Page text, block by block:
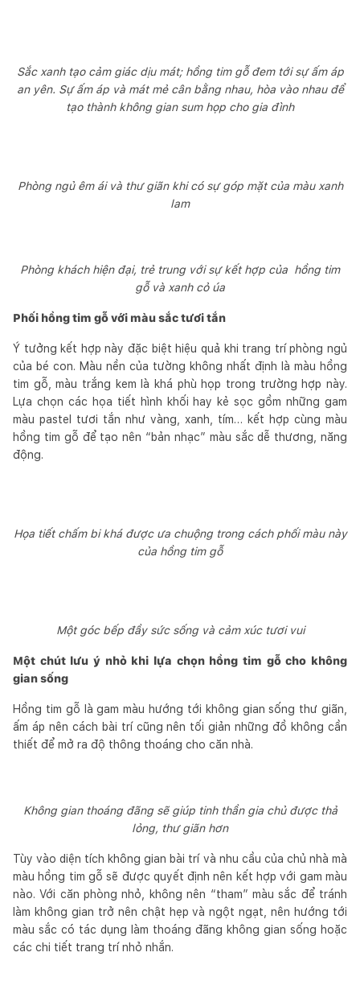
Sắc xanh tạo cảm giác dịu mát; hồng tim gỗ đem tới sự ấm áp
an yên. Sự ấm áp và mát mẻ cân bằng nhau, hòa vào nhau để
tạo thành không gian sum họp cho gia đình
Phòng ngủ êm ái và thư giãn khi có sự góp mặt của màu xanh
lam
Phòng khách hiện đại, trẻ trung với sự kết hợp của hồng tim
gỗ và xanh cỏ úa
Phối hồng tim gỗ với màu sắc tươi tắn
Ý tưởng kết hợp này đặc biệt hiệu quả khi trang trí phòng ngủ
của bé con. Màu nền của tường không nhất định là màu hồng
tim gỗ, màu trắng kem là khá phù họp trong trường hợp này.
Lựa chọn các họa tiết hình khối hay kẻ sọc gồm những gam
màu pastel tươi tắn như vàng, xanh, tím… kết hợp cùng màu
hồng tim gỗ để tạo nên “bản nhạc” màu sắc dễ thương, năng
động.
Họa tiết chấm bi khá được ưa chuộng trong cách phối màu này
của hồng tim gỗ
Một góc bếp đầy sức sống và cảm xúc tươi vui
Một chút lưu ý nhỏ khi lựa chọn hồng tim gỗ cho không
gian sống
Hồng tim gỗ là gam màu hướng tới không gian sống thư giãn,
ấm áp nên cách bài trí cũng nên tối giản những đồ không cần
thiết để mở ra độ thông thoáng cho căn nhà.
Không gian thoáng đãng sẽ giúp tinh thần gia chủ được thả
lỏng, thư giãn hơn
Tùy vào diện tích không gian bài trí và nhu cầu của chủ nhà mà
màu hồng tim gỗ sẽ được quyết định nên kết hợp với gam màu
nào. Với căn phòng nhỏ, không nên “tham” màu sắc để tránh
làm không gian trở nên chật hẹp và ngột ngạt, nên hướng tới
màu sắc có tác dụng làm thoáng đãng không gian sống hoặc
các chi tiết trang trí nhỏ nhắn.